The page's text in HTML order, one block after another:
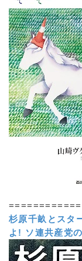
杉原千畝とスタ
よ! ソ連共産党